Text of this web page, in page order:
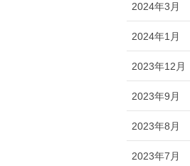
2024年3月
2024年1月
2023年12月
2023年9月
2023年8月
2023年7月